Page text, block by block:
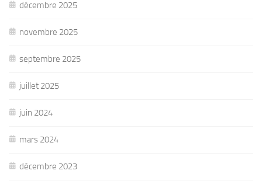
décembre 2025
novembre 2025
septembre 2025
juillet 2025
juin 2024
mars 2024
décembre 2023